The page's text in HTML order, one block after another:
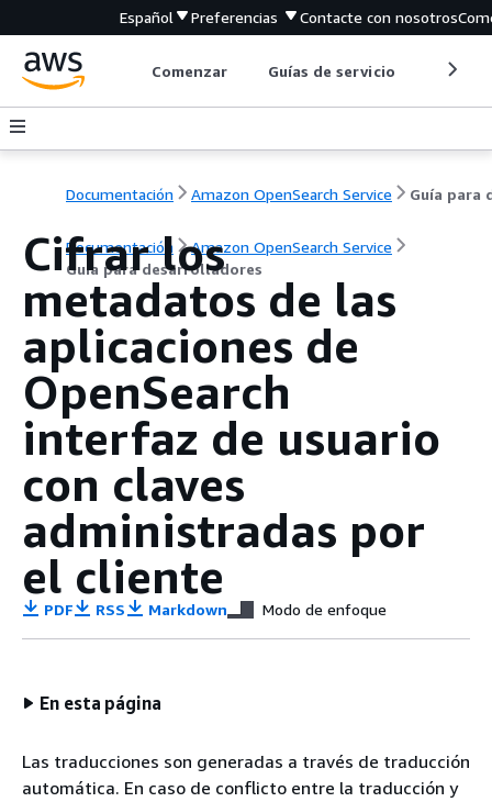
Español Preferencias Contacte con nosotros
Comenzar Guías de servicio
Documentación Amazon OpenSearch Service
Documentación
Amazon OpenSearch Service
Guía para desarrolladores
Cifrar los
metadatos de las
aplicaciones de
OpenSearch
interfaz de usuario
con claves
administradas por
el cliente
PDF RSS Markdown Modo de enfoque
En esta página
Las traducciones son generadas a través de traducción
automática. En caso de conflicto entre la traducción y